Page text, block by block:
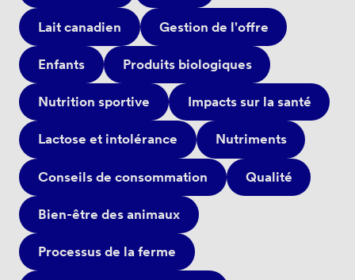
Lait canadien Gestion de l'offre
Enfants Produits biologiques
Nutrition sportive Impacts sur la santé
Lactose et intolérance Nutriments
Conseils de consommation Qualité
Bien-être des animaux
Processus de la ferme